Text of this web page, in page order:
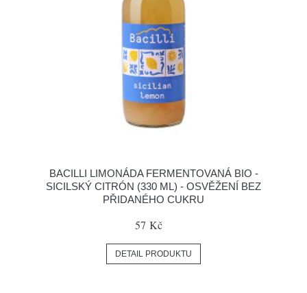
BACILLI LIMONÁDA FERMENTOVANÁ BIO -
SICILSKÝ CITRÓN (330 ML) - OSVĚŽENÍ BEZ
PŘIDANÉHO CUKRU
57 Kč
DETAIL PRODUKTU